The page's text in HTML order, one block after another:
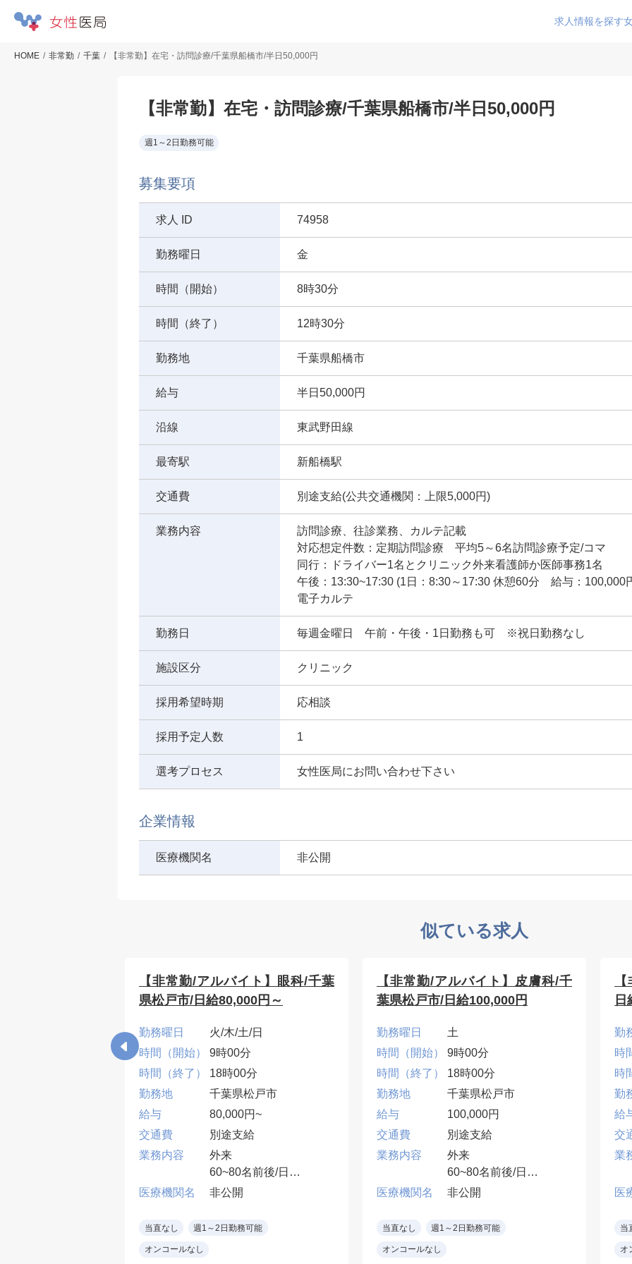
求人情報を探す
HOME 非常勤 千葉 【非常勤】在宅・訪問診療/千葉県船橋市/半日50,000円
【非常勤】在宅・訪問診療/千葉県船橋市/半日50,000円
週1～2日勤務可能
募集要項
求人 ID 74958
勤務曜日 金
時間（開始） 8時30分
時間（終了） 12時30分
勤務地 千葉県船橋市
給与 半日50,000円
沿線 東武野田線
最寄駅 新船橋駅
交通費 別途支給(公共交通機関：上限5,000円)
業務内容
訪問診療、往診業務、カルテ記載
対応想定件数：定期訪問診療 平均5～6名訪問診療予定/コマ
同行：ドライバー1名とクリニック外来看護師か医師事務1名
午後：13:30~17:30 (1日：8:30～17:30 休憩60分 給与：100,000
電子カルテ
勤務日 毎週金曜日 午前・午後・1日勤務も可 ※祝日勤務なし
施設区分 クリニック
採用希望時期 応相談
採用予定人数 1
選考プロセス 女性医局にお問い合わせ下さい
企業情報
医療機関名 非公開
似ている求人
【非常勤/アルバイト】眼科/千葉
県松戸市/日給80,000円～
勤務曜日
火/木/土/日
時間（開始）
9時00分
時間（終了）
18時00分
勤務地
千葉県松戸市
給与
80,000円~
交通費
別途支給
業務内容
外来
60~80名前後/日
１診制
クト処方、眼鏡処方）
医療機関名 非公開
当直なし 週1～2日勤務可能
オンコールなし
【非常勤/アルバイト】皮膚科/千
葉県松戸市/日給100,000円
勤務曜日
土
時間（開始）
9時00分
時間（終了）
18時00分
勤務地
千葉県松戸市
給与
100,000円
交通費
別途支給
業務内容
外来
60~80名前後/日
１診制
診療に常時携わってい
医療機関名 非公開
当直なし 週1～2日勤務可能
オンコールなし
日
勤
時
時
勤
給
交
業
医
当
オ